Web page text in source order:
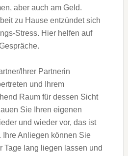
aber auch am Geld.
zu Hause entzündet sich
Stress. Hier helfen auf
Ihrer Partnerin
und Ihrem
Raum für dessen Sicht
Sie Ihren eigenen
und wieder vor, das ist
Ihre Anliegen können Sie
Tage lang liegen lassen und